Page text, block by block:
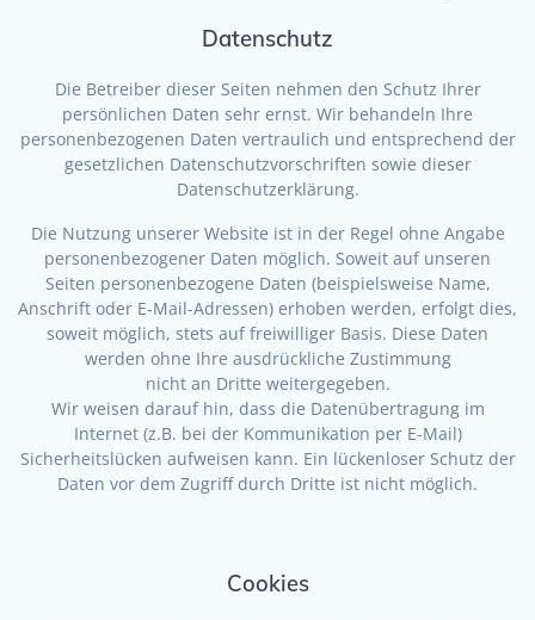
Datenschutz
Die Betreiber dieser Seiten nehmen den Schutz Ihrer
persönlichen Daten sehr ernst. Wir behandeln Ihre
personenbezogenen Daten vertraulich und entsprechend der
gesetzlichen Datenschutzvorschriften sowie dieser
Datenschutzerklärung.
Die Nutzung unserer Website ist in der Regel ohne Angabe
personenbezogener Daten möglich. Soweit auf unseren
Seiten personenbezogene Daten (beispielsweise Name,
Anschrift oder E-Mail-Adressen) erhoben werden, erfolgt dies,
soweit möglich, stets auf freiwilliger Basis. Diese Daten
werden ohne Ihre ausdrückliche Zustimmung
nicht an Dritte weitergegeben.
Wir weisen darauf hin, dass die Datenübertragung im
Internet (z.B. bei der Kommunikation per E-Mail)
Sicherheitslücken aufweisen kann. Ein lückenloser Schutz der
Daten vor dem Zugriff durch Dritte ist nicht möglich.
Cookies